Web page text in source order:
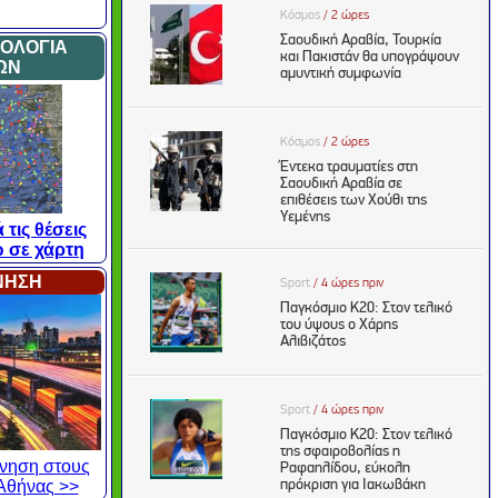
θέσεις
χάρτη
στους
>>